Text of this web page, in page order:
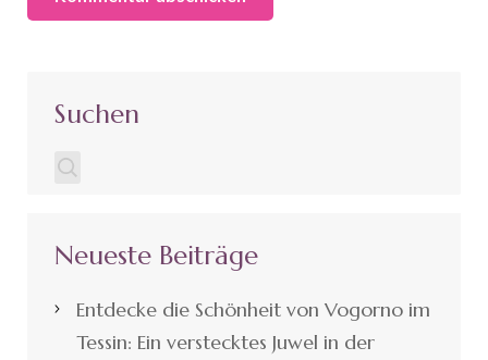
Suchen
Neueste Beiträge
Entdecke die Schönheit von Vogorno im
Tessin: Ein verstecktes Juwel in der